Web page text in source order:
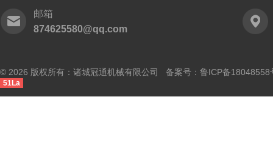
邮箱
874625580@qq.com
© 2026 版权所有：诸城冠通机械有限公司 备案号： 鲁ICP备18048558
51La